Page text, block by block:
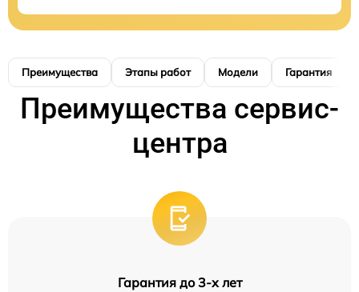
Преимущества Этапы работ Модели Гарантия
Преимущества сервис-
центра
Гарантия до 3-х лет